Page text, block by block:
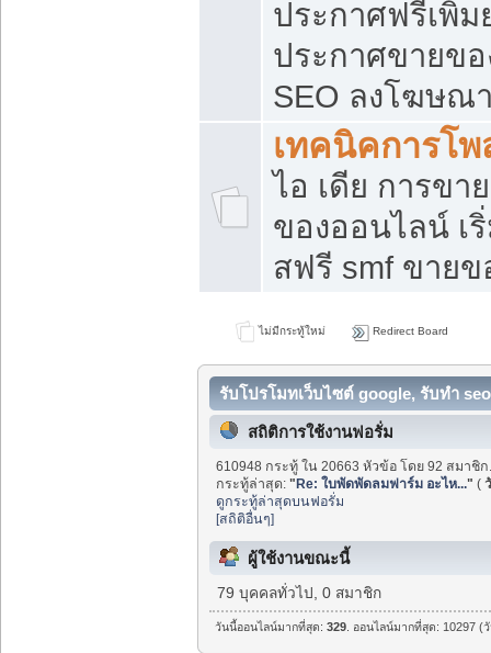
ประกาศฟรีเพิ่
ประกาศขายข
SEO ลงโฆษณ
เทคนิคการโ
ไอ เดีย การขา
ของออนไลน์ เ
สฟรี smf ขาย
ไม่มีกระทู้ใหม่ Redirect Board
รับโปรโมทเว็บไซต์ google, รับทำ
สถิติการใช้งานฟอรั่ม
610948 กระทู้ ใน 20663 หัวข้อ โดย 92 สมาชิ
กระทู้ล่าสุด:"Re: ใบพัดพัดลมฟาร์ม อะไห..." (
ดูกระทู้ล่าสุดบนฟอรั่ม
[สถิติอื่นๆ]
ผู้ใช้งานขณะนี้
79 บุคคลทั่วไป, 0 สมาชิก
วันนี้ออนไลน์มากที่สุด:329 . ออนไลน์มากที่สุด: 10297